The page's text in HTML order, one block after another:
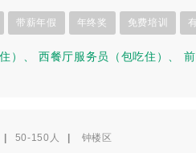
带薪年假 年终奖 免费培训
） 、西餐厅服务员（包吃住）
50-150人 钟楼区